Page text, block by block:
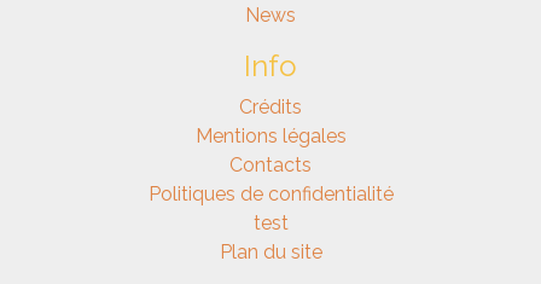
News
Info
Crédits
Mentions légales
Contacts
Politiques de confidentialité
test
Plan du site